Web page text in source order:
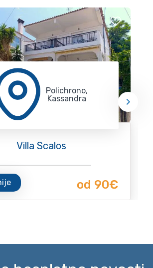
Polichrono,
Kassandra
Villa Scalos
od 90€